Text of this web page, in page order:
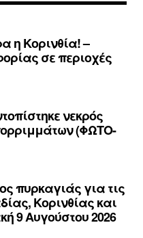
η Κορινθία! –
σε περιοχές
νεκρός
(ΦΩΤΟ-
πυρκαγιάς για τις
Κορινθίας και
9 Αυγούστου 2026